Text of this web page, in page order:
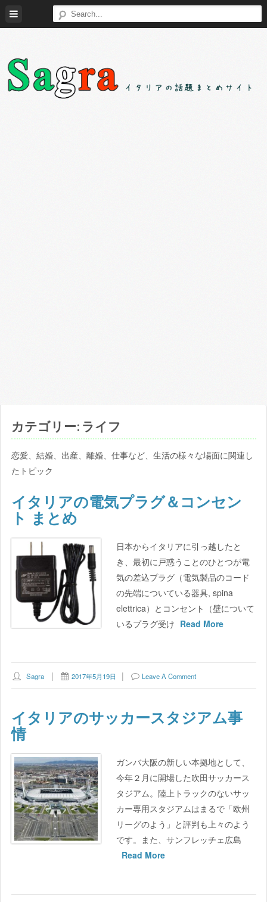
Skip
す。
カテゴリー: ライフ
恋愛、結婚、出産、離婚、仕事など、生活の様々な場面に関連し
たトピック
イタリアの電気プラグ＆コンセン
ト まとめ
日本からイタリアに引っ越したと
き、最初に戸惑うことのひとつが電
気の差込プラグ（電気製品のコード
の先端についている器具, spina
elettrica）とコンセント（壁について
いるプラグ受け Read More
Sagra 2017年5月19日 Leave A Comment
イタリアのサッカースタジアム事
情
ガンバ大阪の新しい本拠地として、
今年２月に開場した吹田サッカース
タジアム。陸上トラックのないサッ
カー専用スタジアムはまるで「欧州
リーグのよう」と評判も上々のよう
です。また、サンフレッチェ広島
Read More